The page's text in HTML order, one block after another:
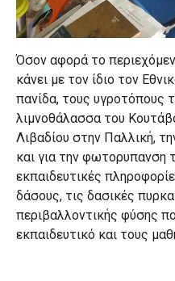
Όσον αφορά το
κάνει με τον ίδιο τον
πανίδα, τους υγροτόπους
λιμνοθάλασσα του
Λιβαδίου στην Παλλική,
και για την φωτορυπανση
εκπαιδευτικές
δάσους, τις δασικές
περιβαλλοντικής φύσης
εκπαιδευτικό και τους